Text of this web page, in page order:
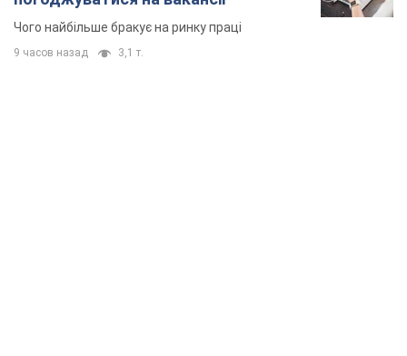
Чого найбільше бракує на ринку праці
9 часов назад 3,1 т.